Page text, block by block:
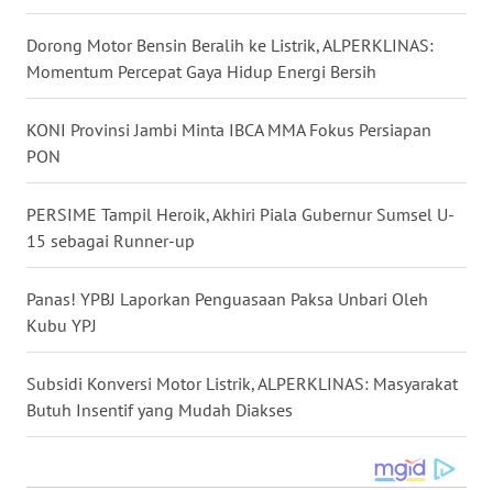
Dorong Motor Bensin Beralih ke Listrik, ALPERKLINAS:
Momentum Percepat Gaya Hidup Energi Bersih
KONI Provinsi Jambi Minta IBCA MMA Fokus Persiapan
PON
PERSIME Tampil Heroik, Akhiri Piala Gubernur Sumsel U-
15 sebagai Runner-up
Panas! YPBJ Laporkan Penguasaan Paksa Unbari Oleh
Kubu YPJ ‎
Subsidi Konversi Motor Listrik, ALPERKLINAS: Masyarakat
Butuh Insentif yang Mudah Diakses
BABEL
SUMBAR
SUMSEL
WN
BENGKULU
WN
LAMPUNG
WN